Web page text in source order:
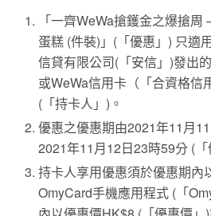
「一齊WeWa搶鑊金之爆搶周
蛋糕 (件裝)」(「優惠」) 只適
信貸有限公司(「安信」)發出
或WeWa信用卡（「合資格信
(「持卡人」)。
優惠之優惠期由2021年11月
2021年11月12日23時59分 (「
持卡人享用優惠須於優惠期內
OmyCard手機應用程式 (「